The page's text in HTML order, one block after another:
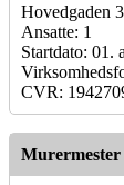
Hovedgaden
Ansatte: 1
Startdato: 01.
CVR:
Murermester